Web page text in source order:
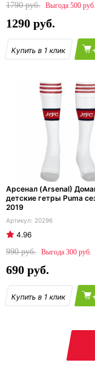
1790
500
1290
Арсенал (Arsenal)
детские гетры Puma
2019
20296
4.96
990
300
690